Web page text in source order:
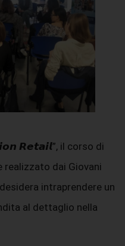
𝙍𝙚𝙩𝙖𝙞𝙡”, il corso di
dai Giovani
intraprendere un
al dettaglio nella